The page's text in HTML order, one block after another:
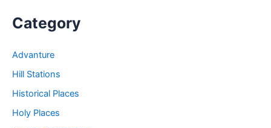
Category
Advanture
Hill Stations
Historical Places
Holy Places